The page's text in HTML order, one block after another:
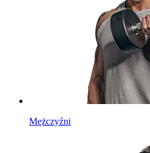
Mężczyźni